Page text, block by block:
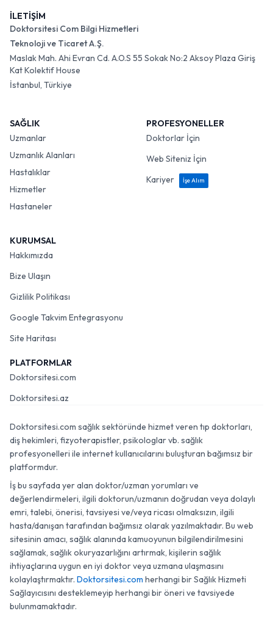
İLETİŞİM
Doktorsitesi Com Bilgi Hizmetleri
Teknoloji ve Ticaret A.Ş.
Maslak Mah. Ahi Evran Cd. A.O.S 55 Sokak No:2 Aksoy Plaza Giriş
Kat Kolektif House
İstanbul, Türkiye
SAĞLIK
Uzmanlar
Uzmanlık Alanları
Hastalıklar
Hizmetler
Hastaneler
PROFESYONELLER
Doktorlar İçin
Web Siteniz İçin
Kariyer
İşe Alım
KURUMSAL
Hakkımızda
Bize Ulaşın
Gizlilik Politikası
Google Takvim Entegrasyonu
Site Haritası
PLATFORMLAR
Doktorsitesi.com
Doktorsitesi.az
Doktorsitesi.com sağlık sektöründe hizmet veren tıp doktorları,
diş hekimleri, fizyoterapistler, psikologlar vb. sağlık
profesyonelleri ile internet kullanıcılarını buluşturan bağımsız bir
platformdur.
İş bu sayfada yer alan doktor/uzman yorumları ve
değerlendirmeleri, ilgili doktorun/uzmanın doğrudan veya dolaylı
emri, talebi, önerisi, tavsiyesi ve/veya ricası olmaksızın, ilgili
hasta/danışan tarafından bağımsız olarak yazılmaktadır. Bu web
sitesinin amacı, sağlık alanında kamuoyunun bilgilendirilmesini
sağlamak, sağlık okuryazarlığını artırmak, kişilerin sağlık
ihtiyaçlarına uygun en iyi doktor veya uzmana ulaşmasını
kolaylaştırmaktır. Doktorsitesi.com herhangi bir Sağlık Hizmeti
Sağlayıcısını desteklemeyip herhangi bir öneri ve tavsiyede
bulunmamaktadır.